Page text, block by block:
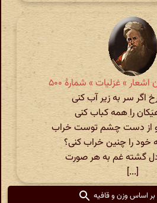
» غزلیات » شمارهٔ ۵۰۰
اگر سر به زیر آب کنی
را همه کباب کنی
از دست چشم توست خراب
خود را چنین خراب کنی؟
گشته غم به هر صورت
[...]
بر اساس وزن و قافیه